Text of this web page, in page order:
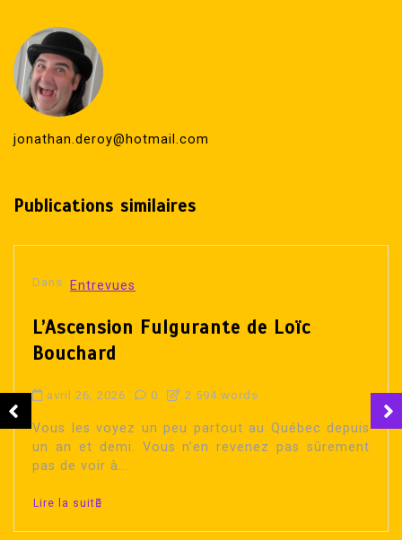
jonathan.deroy@hotmail.com
Publications similaires
Dans Entrevues
La Main Event Wrestling divertit les
fans du Rogers Arena à Vancouver!
février 14, 2026 0 837 words
Bonjour la compagnie! J’ai récemment vu passer
la nouvelle du passage de la Main Event Wrestling
à Vancouver. Fidèle à mon habitude,...
Lire la suite